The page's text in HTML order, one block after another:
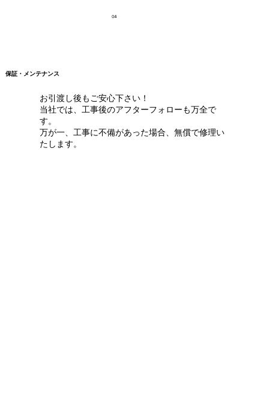
04
お引渡し後もご安心下さい！
当社では、工事後のアフターフォローも万全で
す。
万が一、工事に不備があった場合、無償で修理い
たします。
保証・メンテナンス